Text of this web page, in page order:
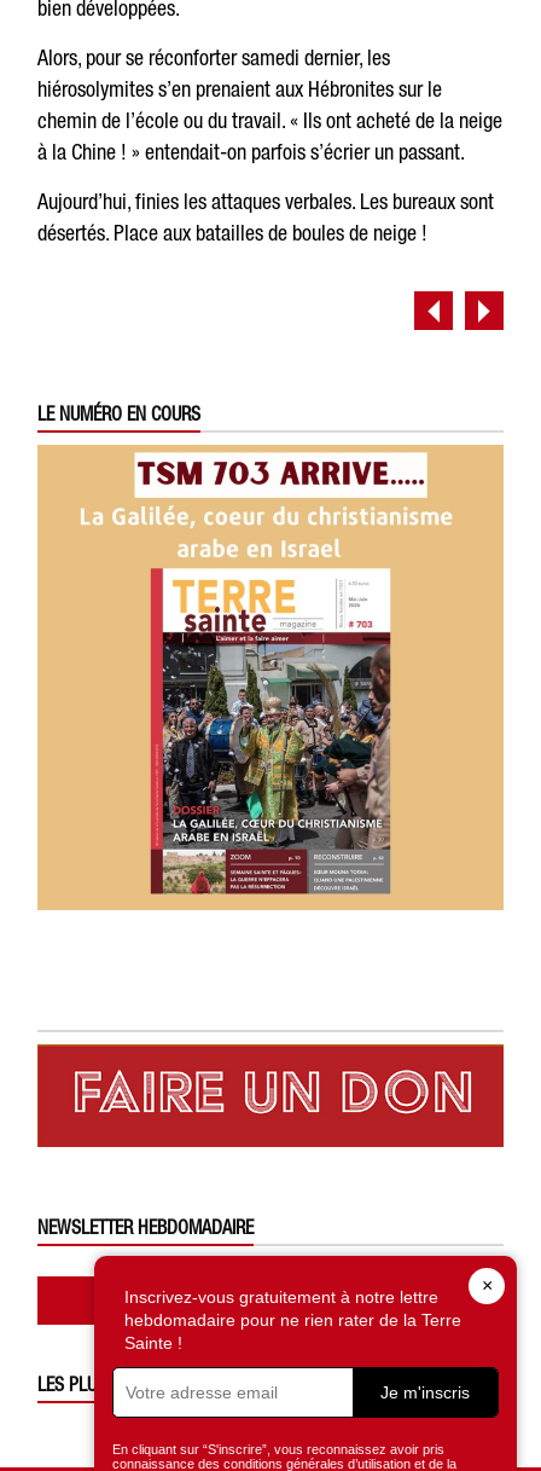
bien développées.
Alors, pour se réconforter samedi dernier, les
hiérosolymites s’en prenaient aux Hébronites sur le
chemin de l’école ou du travail. « Ils ont acheté de la neige
à la Chine ! » entendait-on parfois s’écrier un passant.
Aujourd’hui, finies les attaques verbales. Les bureaux sont
désertés. Place aux batailles de boules de neige !
LE NUMÉRO EN COURS
NEWSLETTER HEBDOMADAIRE
Abonnez-vous ici
LES PLUS LUS
×
Inscrivez-vous gratuitement à notre lettre
hebdomadaire pour ne rien rater de la Terre
Sainte !
Je m'inscris
En cliquant sur “S'inscrire”, vous reconnaissez avoir pris
connaissance des conditions générales d’utilisation et de la